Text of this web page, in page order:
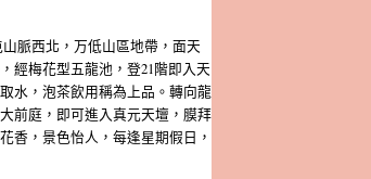
脈西北，万低山區地帶，面天
經梅花型五龍池，登21階即入天
水，泡茶飲用稱為上品。轉向龍
前庭，即可進入真元天壇，膜拜
香，景色怡人，每逢星期假日，